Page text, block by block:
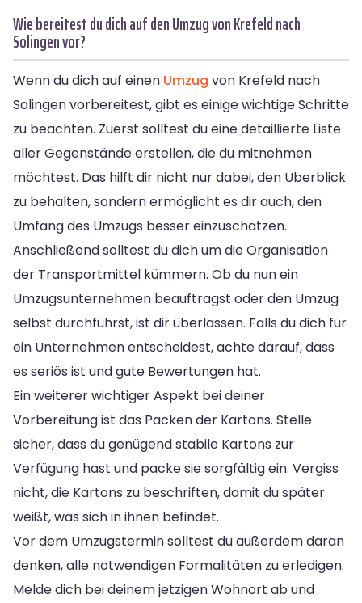
Wie bereitest du dich auf den Umzug von Krefeld nach
Solingen vor?
Wenn du dich auf einen Umzug von Krefeld nach
Solingen vorbereitest, gibt es einige wichtige Schritte
zu beachten. Zuerst solltest du eine detaillierte Liste
aller Gegenstände erstellen, die du mitnehmen
möchtest. Das hilft dir nicht nur dabei, den Überblick
zu behalten, sondern ermöglicht es dir auch, den
Umfang des Umzugs besser einzuschätzen.
Anschließend solltest du dich um die Organisation
der Transportmittel kümmern. Ob du nun ein
Umzugsunternehmen beauftragst oder den Umzug
selbst durchführst, ist dir überlassen. Falls du dich für
ein Unternehmen entscheidest, achte darauf, dass
es seriös ist und gute Bewertungen hat.
Ein weiterer wichtiger Aspekt bei deiner
Vorbereitung ist das Packen der Kartons. Stelle
sicher, dass du genügend stabile Kartons zur
Verfügung hast und packe sie sorgfältig ein. Vergiss
nicht, die Kartons zu beschriften, damit du später
weißt, was sich in ihnen befindet.
Vor dem Umzugstermin solltest du außerdem daran
denken, alle notwendigen Formalitäten zu erledigen.
Melde dich bei deinem jetzigen Wohnort ab und